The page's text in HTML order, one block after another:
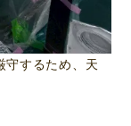
守するため、天